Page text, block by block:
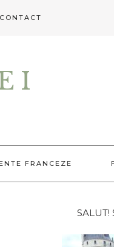
CONTACT
FRANCEZE
principală
SALUT!